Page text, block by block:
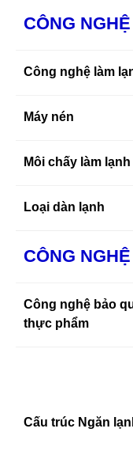
CÔNG
Công nghệ làm
Máy nén
Môi chấy làm lạnh
Loại dàn lạnh
CÔNG
Công nghệ bảo
thực phẩm
Cấu trúc Ngăn